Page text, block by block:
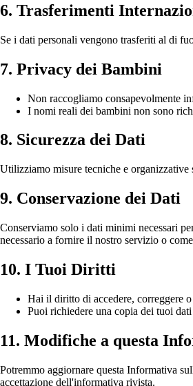
6. Trasferimenti
Se i dati personali vengono trasferiti al di
7. Privacy dei Bambini
Non raccogliamo consapevolmente
I nomi reali dei bambini non sono
8. Sicurezza dei Dati
Utilizziamo misure tecniche e organizzative
9. Conservazione dei Dati
Conserviamo solo i dati minimi necessari
necessario a fornire il nostro servizio o
10. I Tuoi Diritti
Hai il diritto di accedere, correggere
Puoi richiedere una copia dei tuoi
11. Modifiche a questa
Potremmo aggiornare questa Informativa
accettazione dell'informativa rivista.